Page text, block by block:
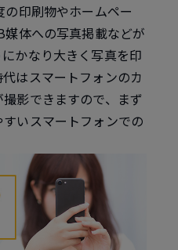
印刷物やホームペー
体への写真掲載などが
かなり大きく写真を印
はスマートフォンのカ
影できますので、まず
いスマートフォンでの